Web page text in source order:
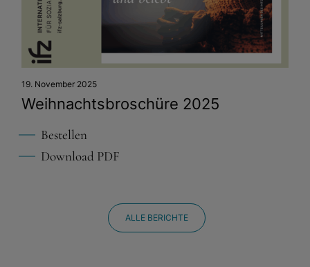
Weihnachtsbro­schüre 2025
19. November 2025
Bestellen
Download PDF
ALLE BERICHTE